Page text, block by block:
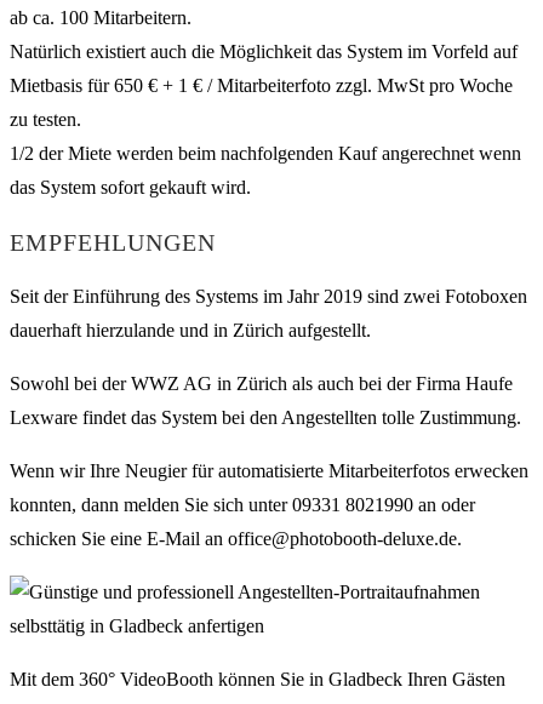
ab ca. 100 Mitarbeitern.
Natürlich existiert auch die Möglichkeit das System im Vorfeld auf
Mietbasis für 650 € + 1 € / Mitarbeiterfoto zzgl. MwSt pro Woche
zu testen.
1/2 der Miete werden beim nachfolgenden Kauf angerechnet wenn
das System sofort gekauft wird.
EMPFEHLUNGEN
Seit der Einführung des Systems im Jahr 2019 sind zwei Fotoboxen
dauerhaft hierzulande und in Zürich aufgestellt.
Sowohl bei der WWZ AG in Zürich als auch bei der Firma Haufe
Lexware findet das System bei den Angestellten tolle Zustimmung.
Wenn wir Ihre Neugier für automatisierte Mitarbeiterfotos erwecken
konnten, dann melden Sie sich unter 09331 8021990 an oder
schicken Sie eine E-Mail an office@photobooth-deluxe.de.
Mit dem 360° VideoBooth können Sie in Gladbeck Ihren Gästen